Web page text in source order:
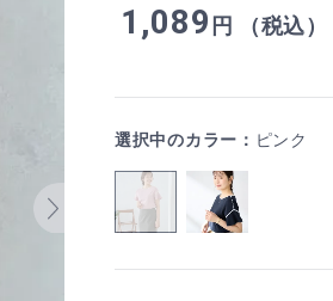
1,089 円 （税込）
選択中のカラー： ピンク